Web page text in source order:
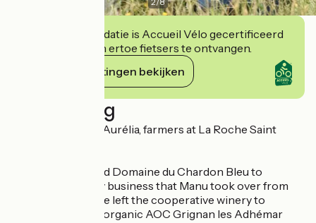
Deze accommodatie is Accueil Vélo gecertificeerd
en verbindt zich ertoe fietsers te ontvangen.
Haar verplichtingen bekijken
Beschrijving
We are Manu and Aurélia, farmers at La Roche Saint
In 2010, we created Domaine du Chardon Bleu to
develop the family business that Manu took over from
his parents, and we left the cooperative winery to
produce our own organic AOC Grignan les Adhémar